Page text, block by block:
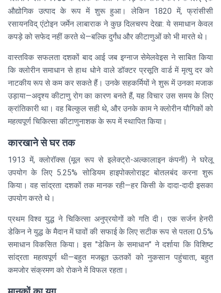
औद्योगिक उत्पाद के रूप में शुरू हुआ। लेकिन 1820 में, फ्रांसीसी
रसायनविद् एंटोइन जर्मेन लाबाराक ने कुछ दिलचस्प देखा: ये समाधान केवल
कपड़े को सफेद नहीं करते थे—बल्कि दुर्गंध और कीटाणुओं को भी मारते थे।
वास्तविक सफलता दशकों बाद आई जब इग्नाज सेमेलवेइस ने साबित किया
कि क्लोरीन समाधान से हाथ धोने वाले डॉक्टर प्रसूति वार्ड में मृत्यु दर को
नाटकीय रूप से कम कर सकते हैं। उनके सहकर्मियों ने शुरू में उनका मजाक
उड़ाया—अदृश्य कीटाणु रोग का कारण बनते हैं, यह विचार उस समय के लिए
क्रांतिकारी था। वह बिल्कुल सही थे, और उनके काम ने क्लोरीन यौगिकों को
महत्वपूर्ण चिकित्सा कीटाणुनाशक के रूप में स्थापित किया।
कारखाने से घर तक
1913 में, क्लोरॉक्स (मूल रूप से इलेक्ट्रो-अल्कालाइन कंपनी) ने घरेलू
उपयोग के लिए 5.25% सोडियम हाइपोक्लोराइट बोतलबंद करना शुरू
किया। वह सांद्रता दशकों तक मानक रही—हर किसी के दादा-दादी इसका
उपयोग करते थे।
प्रथम विश्व युद्ध ने चिकित्सा अनुप्रयोगों को गति दी। एक सर्जन हेनरी
डेकिन ने युद्ध के मैदान में घावों की सफाई के लिए सटीक रूप से पतला 0.5%
समाधान विकसित किया। इस "डेकिन के समाधान" ने दर्शाया कि विशिष्ट
सांद्रता महत्वपूर्ण थी—बहुत मजबूत ऊतकों को नुकसान पहुंचाता, बहुत
कमजोर संक्रमण को रोकने में विफल रहता।